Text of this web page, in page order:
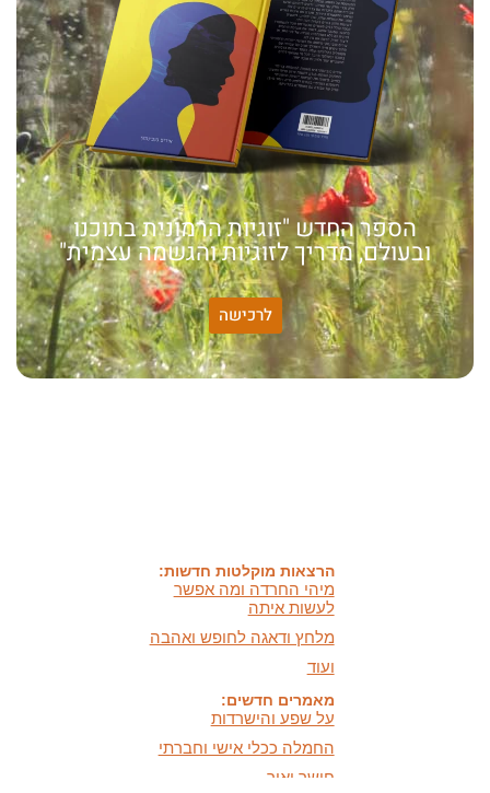
הספר החדש "זוגיות הרמונית בתוכנו
ובעולם, מדריך לזוגיות והגשמה עצמית"
לרכישה
מיהי החרדה ומה אפשר
לעשות איתה
מלחץ ודאגה לחופש ואהבה
ועוד
מאמרים חדשים:
על שפע והישרדות
החמלה ככלי אישי וחברתי
חושך ואור,
היכרות וכלים מעשיים